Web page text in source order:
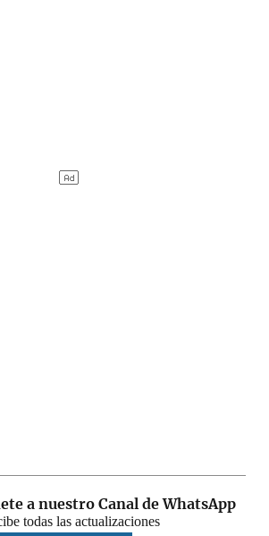
a nuestro Canal de WhatsApp
todas las actualizaciones